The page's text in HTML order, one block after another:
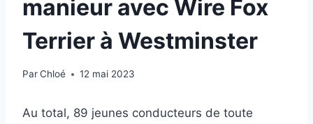
manieur avec Wire Fox
Terrier à Westminster
ParChloé 12 mai 2023
Au total, 89 jeunes conducteurs de toute